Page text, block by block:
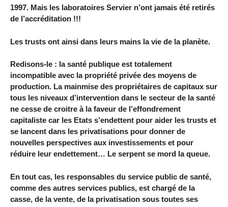
1997. Mais les laboratoires Servier n’ont jamais été retirés
de l’accréditation !!!
Les trusts ont ainsi dans leurs mains la vie de la planète.
Redisons-le : la santé publique est totalement
incompatible avec la propriété privée des moyens de
production. La mainmise des propriétaires de capitaux sur
tous les niveaux d’intervention dans le secteur de la santé
ne cesse de croitre à la faveur de l’effondrement
capitaliste car les Etats s’endettent pour aider les trusts et
se lancent dans les privatisations pour donner de
nouvelles perspectives aux investissements et pour
réduire leur endettement… Le serpent se mord la queue.
En tout cas, les responsables du service public de santé,
comme des autres services publics, est chargé de la
casse, de la vente, de la privatisation sous toutes ses